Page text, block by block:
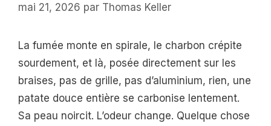
mai 21, 2026 par Thomas Keller
La fumée monte en spirale, le charbon crépite
sourdement, et là, posée directement sur les
braises, pas de grille, pas d’aluminium, rien, une
patate douce entière se carbonise lentement.
Sa peau noircit. L’odeur change. Quelque chose